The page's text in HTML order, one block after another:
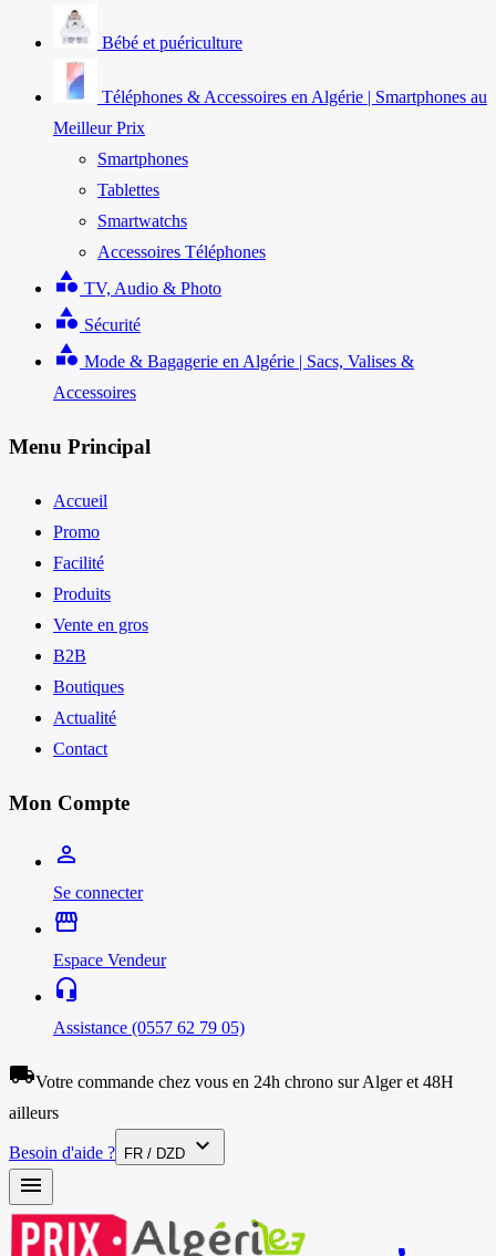
Bébé et puériculture
Téléphones & Accessoires en Algérie | Smartphones au
Meilleur Prix
Smartphones
Tablettes
Smartwatchs
Accessoires Téléphones
category TV, Audio & Photo
category Sécurité
category Mode & Bagagerie en Algérie | Sacs, Valises &
Accessoires
Menu Principal
Accueil
Promo
Facilité
Produits
Vente en gros
B2B
Boutiques
Actualité
Contact
Mon Compte
person_outline
Se connecter
storefront
Espace Vendeur
headset_mic
Assistance (0557 62 79 05)
local_shippingVotre commande chez vous en 24h chrono sur Alger et 48H
ailleurs
Besoin d'aide ? FR / DZD
expand_more
menu